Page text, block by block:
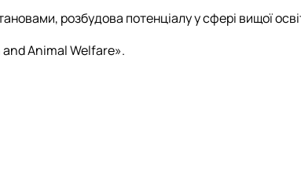
розбудова потенціалу у сфері вищої
Animal Welfare».